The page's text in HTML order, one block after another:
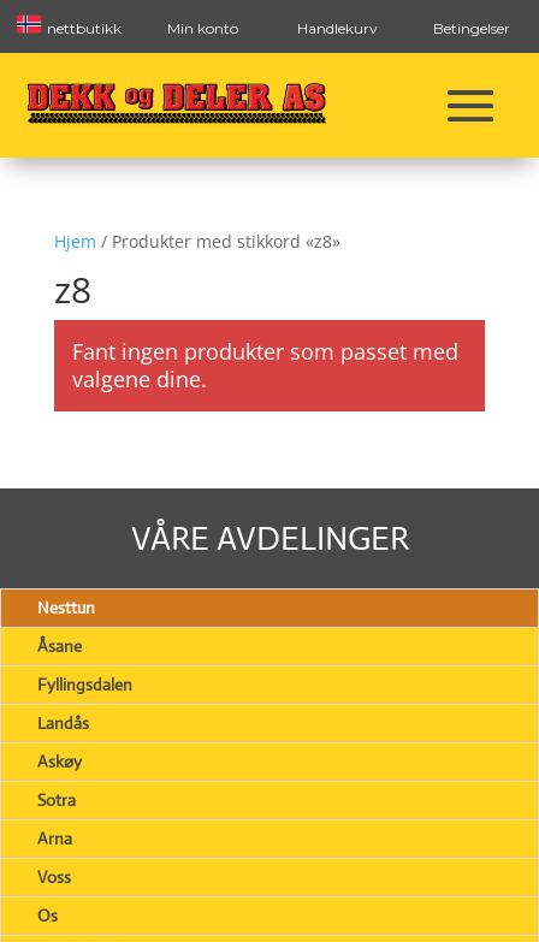
nettbutikk Min konto Handlekurv Betingelser
Hjem / Produkter med stikkord «z8»
z8
Fant ingen produkter som passet med
valgene dine.
VÅRE AVDELINGER
Nesttun
Åsane
Fyllingsdalen
Landås
Askøy
Sotra
Arna
Voss
Os